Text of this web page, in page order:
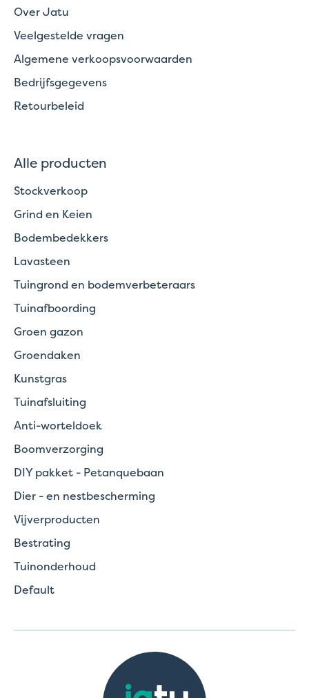
Over Jatu
Veelgestelde vragen
Algemene verkoopsvoorwaarden
Bedrijfsgegevens
Retourbeleid
Alle producten
Stockverkoop
Grind en Keien
Bodembedekkers
Lavasteen
Tuingrond en bodemverbeteraars
Tuinafboording
Groen gazon
Groendaken
Kunstgras
Tuinafsluiting
Anti-worteldoek
Boomverzorging
DIY pakket - Petanquebaan
Dier - en nestbescherming
Vijverproducten
Bestrating
Tuinonderhoud
Default